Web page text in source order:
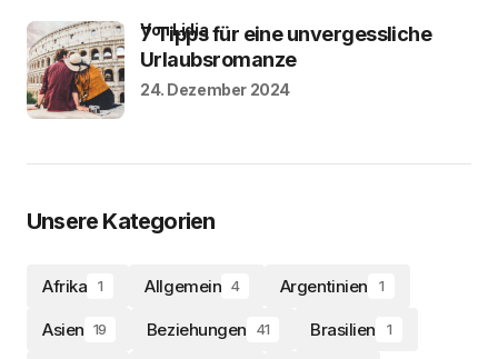
7 Tipps für eine unvergessliche
Urlaubsromanze
von Lidia
24. Dezember 2024
Unsere Kategorien
Afrika 1 Allgemein 4 Argentinien 1
Asien 19 Beziehungen 41 Brasilien 1